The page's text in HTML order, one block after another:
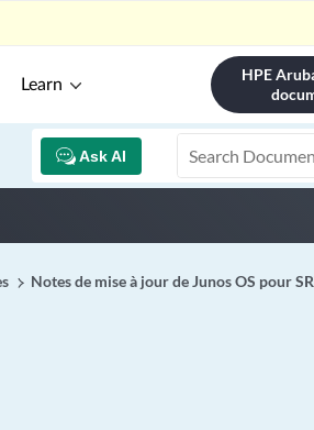
Learn
HPE
Ask AI
Notes de mise à jour de Junos OS pour